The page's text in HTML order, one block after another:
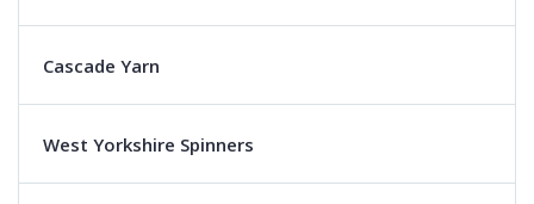
Cascade Yarn
West Yorkshire Spinners